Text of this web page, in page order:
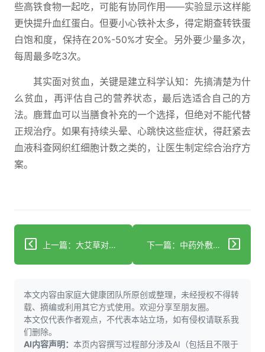
些高铁食物一起吃，可能有协同作用——实验显示这样能
更快提升血红蛋白。但要小心铁补太多，得定期查转铁蛋
白饱和度，保持在20%-50%才安全。另外要少量多次，
每周最多吃3次。
其实面对贫血，关键是建立科学认知：先搞清楚为什
么贫血，再评估自己的营养状态，最后选适合自己的方
法。鹿茸血可以当膳食补充的一个选择，但绝对不能代替
正规治疗。如果有持续头晕、心跳快这些症状，得赶紧去
血液科查网织红细胞计数之类的，让医生制定综合治疗方
案。
上一篇：大艾草对肝脏有影响吗？核心因素+安全使用指南 下一篇：中药外敷缓解久坐痛：三种经典配方科学解析
本文内容由家庭大健康团队所原创或整理，未经授权不得转
载、摘编或利用其它方式使用。欢迎分享至朋友圈。
本文仅代表作者观点，不代表本站立场，如有侵权请联系我
们删除。
AI内容声明： 本页内容撰写过程部分涉及AI（包括且不限于